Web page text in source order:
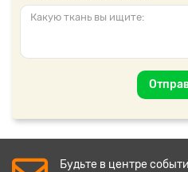
Будьте в центре